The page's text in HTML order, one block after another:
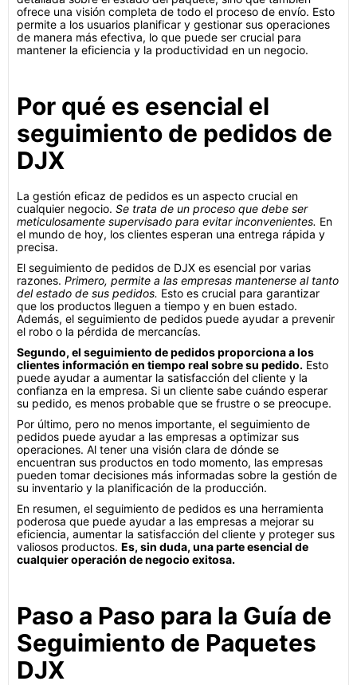
ofrece una visión completa de todo el proceso de envío. Esto
permite a los usuarios planificar y gestionar sus operaciones
de manera más efectiva, lo que puede ser crucial para
mantener la eficiencia y la productividad en un negocio.
Por qué es esencial el
seguimiento de pedidos de
DJX
La gestión eficaz de pedidos es un aspecto crucial en
cualquier negocio. Se trata de un proceso que debe ser
meticulosamente supervisado para evitar inconvenientes. En
el mundo de hoy, los clientes esperan una entrega rápida y
precisa.
El seguimiento de pedidos de DJX es esencial por varias
razones. Primero, permite a las empresas mantenerse al tanto
del estado de sus pedidos. Esto es crucial para garantizar
que los productos lleguen a tiempo y en buen estado.
Además, el seguimiento de pedidos puede ayudar a prevenir
el robo o la pérdida de mercancías.
Segundo, el seguimiento de pedidos proporciona a los
clientes información en tiempo real sobre su pedido. Esto
puede ayudar a aumentar la satisfacción del cliente y la
confianza en la empresa. Si un cliente sabe cuándo esperar
su pedido, es menos probable que se frustre o se preocupe.
Por último, pero no menos importante, el seguimiento de
pedidos puede ayudar a las empresas a optimizar sus
operaciones. Al tener una visión clara de dónde se
encuentran sus productos en todo momento, las empresas
pueden tomar decisiones más informadas sobre la gestión de
su inventario y la planificación de la producción.
En resumen, el seguimiento de pedidos es una herramienta
poderosa que puede ayudar a las empresas a mejorar su
eficiencia, aumentar la satisfacción del cliente y proteger sus
valiosos productos. Es, sin duda, una parte esencial de
cualquier operación de negocio exitosa.
Paso a Paso para la Guía de
Seguimiento de Paquetes
DJX